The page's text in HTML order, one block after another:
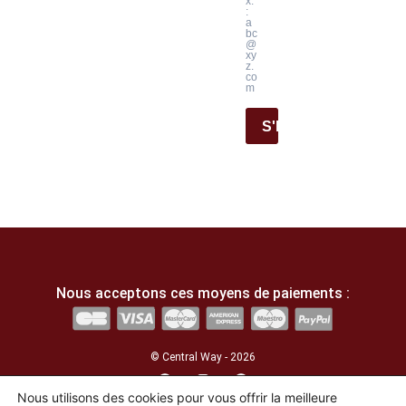
:
a
bc
@
xy
z.
co
m
S'INSCRIRE
Nous acceptons ces moyens de paiements :
© Central Way - 2026
Nous utilisons des cookies pour vous offrir la meilleure